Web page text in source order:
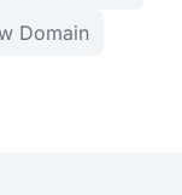
Domain